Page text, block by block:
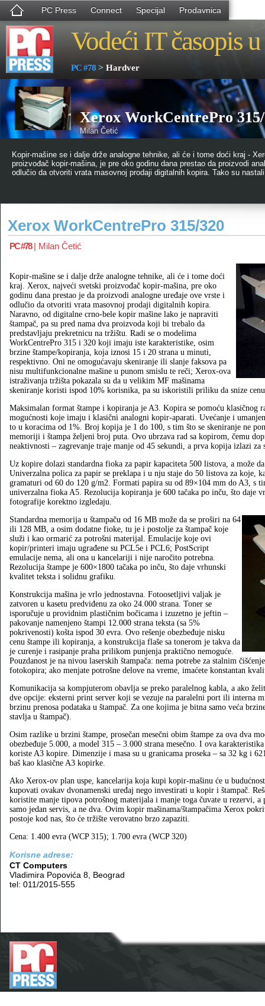
PC Press Connect Specijal Prodavnica
Vodeći IT časopis
PC #78 > Hardver
Xerox WorkCentrePro
Milan Četić
Kopir-mašine se i dalje drže analogne tehnike, ali će i tome doći kraj -
proizvođač kopir-mašina, je pre oko godinu dana prestao da proizvodi
odlučio da otvoriti vrata masovnoj prodaji digitalnih kopira. Tako su
Xerox WorkCentrePro 315/320
PC #78| Milan Četić
Kopir-mašine se i dalje drže analogne tehnike, ali će i tome doći
kraj. Xerox, najveći svetski proizvođač kopir-mašina, pre oko
godinu dana prestao je da proizvodi analogne uređaje ove vrste i
odlučio da otvoriti vrata masovnoj prodaji digitalnih kopira.
Naravno, od digitalne crno-bele kopir mašine lako je napraviti
štampač, pa su pred nama dva proizvoda koji bi trebalo da
predstavljaju prekretnicu na tržištu. Radi se o modelima
WorkCentrePro 315 i 320 koji imaju iste karakteristike, osim
brzine štampe/kopiranja, koja iznosi 15 i 20 strana u minuti,
respektivno. Oni ne omogućavaju skeniranje ili slanje faksova pa
nisu multifunkcionalne mašine u punom smislu te reči; Xerox-ova
istraživanja tržišta pokazala su da u velikim MF mašinama
skeniranje koristi ispod 10% korisnika, pa su iskoristili priliku da snize
Maksimalan format štampe i kopiranja je A3. Kopira se pomoću klasičnog
mogućnosti koje imaju i klasični analogni kopir-aparati. Uvećanje i
to u koracima od 1%. Broj kopija je 1 do 100, s tim što se skeniranje ne
memoriji i štampa željeni broj puta. Ovo ubrzava rad sa kopirom, čemu
neaktivnosti – zagrevanje traje manje od 45 sekundi, a prva kopija izlazi za
Uz kopire dolazi standardna fioka za papir kapaciteta 500 listova, a može
Univerzalna polica za papir se preklapa i u nju staje do 50 listova za koje,
gramaturi od 60 do 120 g/m2. Formati papira su od 89×104 mm do A3, s
univerzalna fioka A5. Rezolucija kopiranja je 600 tačaka po inču, što daje
fotografije korektno izgledaju.
Standardna memorija u štampaču od 16 MB može da se proširi na 64
ili 128 MB, a osim dodatne fioke, tu je i postolje za štampač koje
služi i kao ormarić za potrošni materijal. Emulacije koje ovi
kopir/printeri imaju ugrađene su PCL5e i PCL6; PostScript
emulacije nema, ali ona u kancelariji i nije naročito potrebna.
Rezolucija štampe je 600×1800 tačaka po inču, što daje vrhunski
kvalitet teksta i solidnu grafiku.
Konstrukcija mašina je vrlo jednostavna. Fotoosetljivi valjak je
zatvoren u kasetu predviđenu za oko 24.000 strana. Toner se
isporučuje u providnim plastičnim bočicama i izuzetno je jeftin –
pakovanje namenjeno štampi 12.000 strana teksta (sa 5%
pokrivenosti) košta ispod 30 evra. Ovo rešenje obezbeđuje nisku
cenu štampe ili kopiranja, a konstrukcija flaše sa tonerom je takva da
je curenje i rasipanje praha prilikom punjenja praktično nemoguće.
Pouzdanost je na nivou laserskih štampača: nema potrebe za stalnim
fotokopira; ako menjate potrošne delove na vreme, imaćete konstantan
Komunikacija sa kompjuterom obavlja se preko paralelnog kabla, a ako
dve opcije: eksterni print server koji se vezuje na paralelni port ili interna
brzinu prenosa podataka u štampač. Za one kojima je bitna samo veća
stavlja u štampač).
Osim razlike u brzini štampe, prosečan mesečni obim štampe za ova dva
obezbeđuje 5.000, a model 315 – 3.000 strana mesečno. I ova
koriste A3 kopire. Dimenzije i masa su u granicama proseka – sa 32 kg i
baš kao klasične A3 kopirke.
Ako Xerox-ov plan uspe, kancelarija koja kupi kopir-mašinu će u
kupovati ovakav dvonamenski uređaj nego investirati u kopir i štampač.
koristite manje tipova potrošnog materijala i manje toga čuvate u rezervi, a
samo jedan servis, a ne dva. Ovim kopir mašinama/štampačima Xerox
postoje kod nas, što će tržište verovatno brzo zapaziti.
Cena: 1.400 evra (WCP 315); 1.700 evra (WCP 320)
Korisne adrese:
CT Computers
Vladimira Popovića 8, Beograd
tel: 011/2015-555